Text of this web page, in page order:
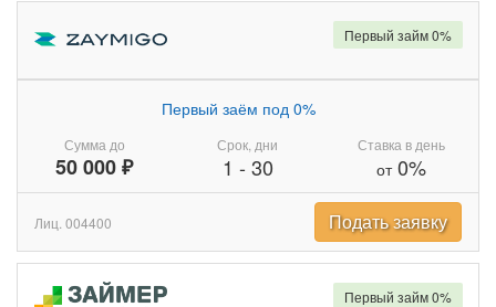
Сумма до
50 000 ₽
Первый заём под 0%
Срок, дни
1 - 30
Ставка в день
от0%
Первый займ 0%
Лиц. 004400 Подать заявку
Первый займ 0%